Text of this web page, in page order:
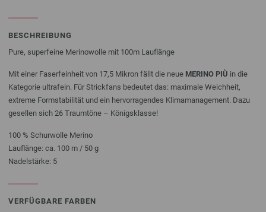
BESCHREIBUNG
Pure, superfeine Merinowolle mit 100m Lauflänge
Mit einer Faserfeinheit von 17,5 Mikron fällt die neue MERINO PIÙ in die
Kategorie ultrafein. Für Strickfans bedeutet das: maximale Weichheit,
extreme Formstabilität und ein hervorragendes Klimamanagement. Dazu
gesellen sich 26 Traumtöne – Königsklasse!
100 % Schurwolle Merino
Lauflänge: ca. 100 m / 50 g
Nadelstärke: 5
VERFÜGBARE FARBEN